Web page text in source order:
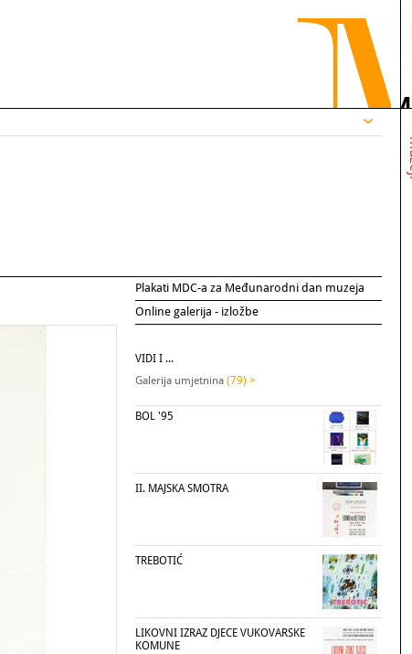
Plakati MDC-a za Međunarodni dan muzeja
Online galerija - izložbe
VIDI I ...
Galerija umjetnina (79) >
BOL '95
II. MAJSKA SMOTRA
TREBOTIĆ
LIKOVNI IZRAZ DJECE VUKOVARSKE
KOMUNE